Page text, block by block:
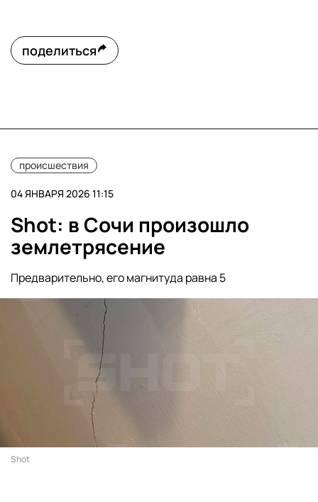
поделиться
происшествия
04 ЯНВАРЯ 2026 11:15
Shot: в Сочи произошло
землетрясение
Предварительно, его магнитуда равна 5
Shot